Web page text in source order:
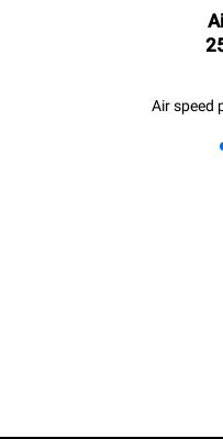
Air speed